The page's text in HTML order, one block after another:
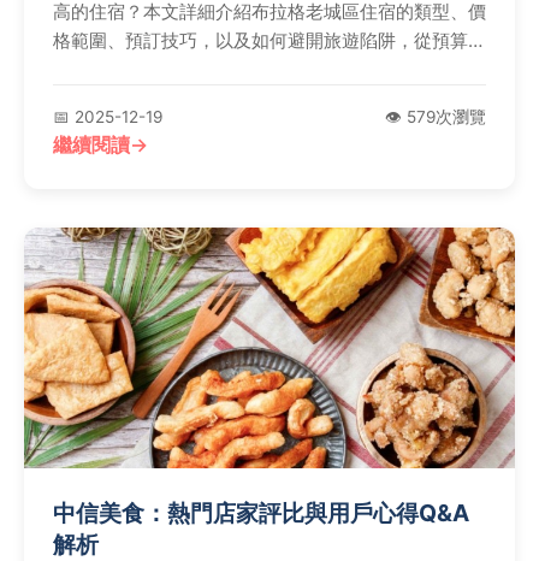
高的住宿？本文詳細介紹布拉格老城區住宿的類型、價
格範圍、預訂技巧，以及如何避開旅遊陷阱，從預算控
📅 2025-12-19 👁️ 579次瀏覽
繼續閱讀
中信美食：熱門店家評比與用戶心得Q&A
解析